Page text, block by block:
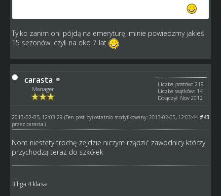
Tylko zanim oni pójdą na emeryturę, minie powiedzmy jakieś
15 sezonów, czyli na oko 7 lat
carasta
Manager
Liczba postów: 219
Liczba wątków: 14
Dołączył: Nov 2012
#43
2013-02-05, 12:03:29 (Ten post był ostatnio modyfikowany: 2013-02-05, 12:03:44
przez carasta .)
Nom niestety trochę zejdzie niczym rządzić zawodnicy którzy
przychodzą teraz do szkółek
3 liga 4 klasa